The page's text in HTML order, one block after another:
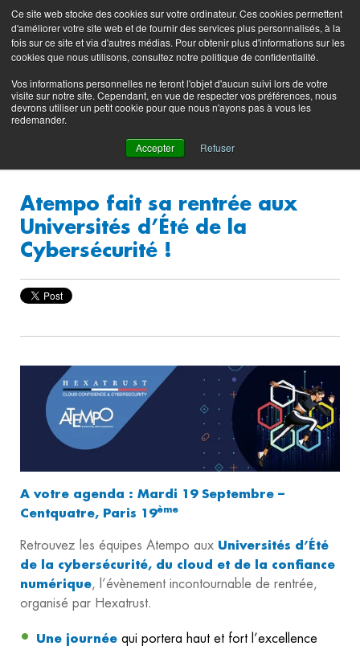
Ce site web stocke des cookies sur votre ordinateur. Ces cookies permettent
d'améliorer votre site web et de fournir des services plus personnalisés, à la
fois sur ce site et via d'autres médias. Pour obtenir plus d'informations sur les
cookies que nous utilisons, consultez notre politique de confidentialité.
Vos informations personnelles ne feront l'objet d'aucun suivi lors de votre
visite sur notre site. Cependant, en vue de respecter vos préférences, nous
devrons utiliser un petit cookie pour que nous n'ayons pas à vous les
redemander.
Accepter Refuser
Blog produit
Portail
support
(login)
EN FR
Atempo fait sa rentrée aux
Universités d’Été de la
Cybersécurité !
A votre agenda : Mardi 19 Septembre –
Centquatre, Paris 19ème
Retrouvez les équipes Atempo aux Universités d’Été
de la cybersécurité, du cloud et de la confiance
numérique, l’évènement incontournable de rentrée,
organisé par Hexatrust.
Une journée qui portera haut et fort l’excellence